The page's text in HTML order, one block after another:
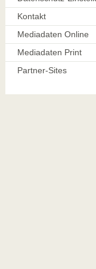
Kontakt
Mediadaten Online
Mediadaten Print
Partner-Sites